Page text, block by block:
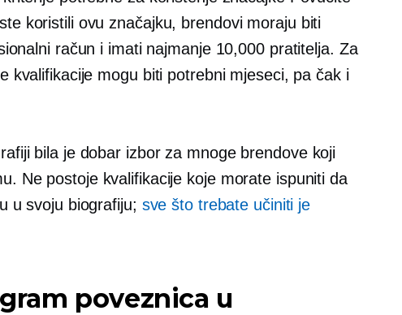
koristili ovu značajku, brendovi moraju biti
račun i imati najmanje 10,000 pratitelja. Za
kvalifikacije mogu biti potrebni mjeseci, pa čak i
bila je dobar izbor za mnoge brendove koji
Ne postoje kvalifikacije koje morate ispuniti da
u svoju biografiju; sve što trebate učiniti je
poveznica u